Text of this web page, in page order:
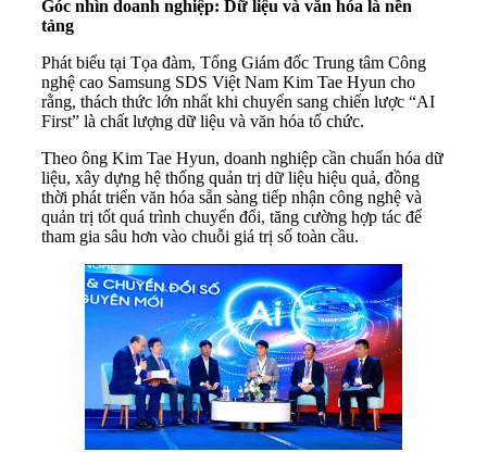
Góc nhìn doanh nghiệp: Dữ liệu và văn hóa là nền
tảng
Phát biểu tại Tọa đàm, Tổng Giám đốc Trung tâm Công
nghệ cao Samsung SDS Việt Nam Kim Tae Hyun cho
rằng, thách thức lớn nhất khi chuyển sang chiến lược “AI
First” là chất lượng dữ liệu và văn hóa tổ chức.
Theo ông Kim Tae Hyun, doanh nghiệp cần chuẩn hóa dữ
liệu, xây dựng hệ thống quản trị dữ liệu hiệu quả, đồng
thời phát triển văn hóa sẵn sàng tiếp nhận công nghệ và
quản trị tốt quá trình chuyển đổi, tăng cường hợp tác để
tham gia sâu hơn vào chuỗi giá trị số toàn cầu.